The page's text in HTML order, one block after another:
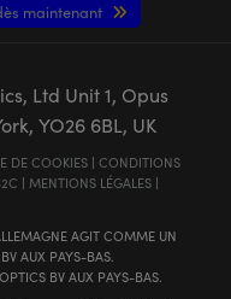
maintenant
Ltd Unit 1, Opus
YO26 6BL, UK
DE COOKIES| CONDITIONS
| MENTIONS LÉGALES|
AGIT COMME UN
AUX PAYS-BAS.
BV AUX PAYS-BAS.